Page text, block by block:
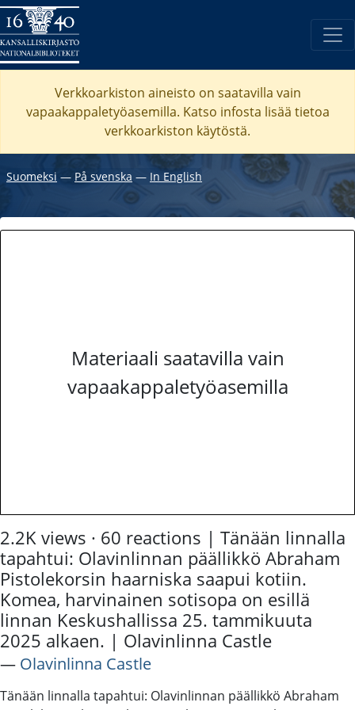
Verkkoarkiston aineisto on saatavilla vain
vapaakappaletyöasemilla. Katso infosta lisää tietoa
verkkoarkiston käytöstä.
Suomeksi ― På svenska ― In English
Materiaali saatavilla vain
vapaakappaletyöasemilla
2.2K views · 60 reactions | Tänään linnalla
tapahtui: Olavinlinnan päällikkö Abraham
Pistolekorsin haarniska saapui kotiin.
Komea, harvinainen sotisopa on esillä
linnan Keskushallissa 25. tammikuuta
2025 alkaen. | Olavinlinna Castle
― Olavinlinna Castle
Tänään linnalla tapahtui: Olavinlinnan päällikkö Abraham